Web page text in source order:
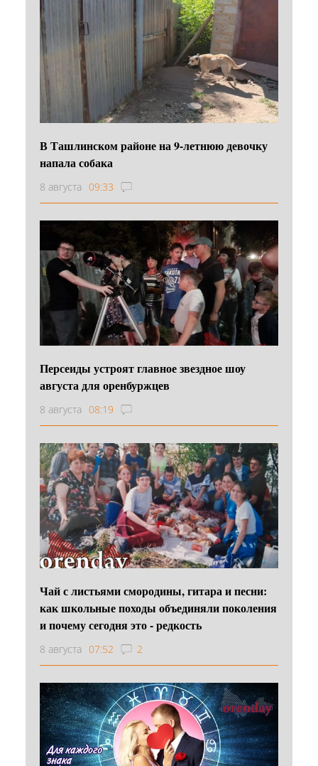
В Ташлинском районе на 9-летнюю девочку
напала собака
8 августа 09:33
Персеиды устроят главное звездное шоу
августа для оренбуржцев
8 августа 08:19
Чай с листьями смородины, гитара и песни:
как школьные походы объединяли поколения
и почему сегодня это - редкость
8 августа 07:52 2